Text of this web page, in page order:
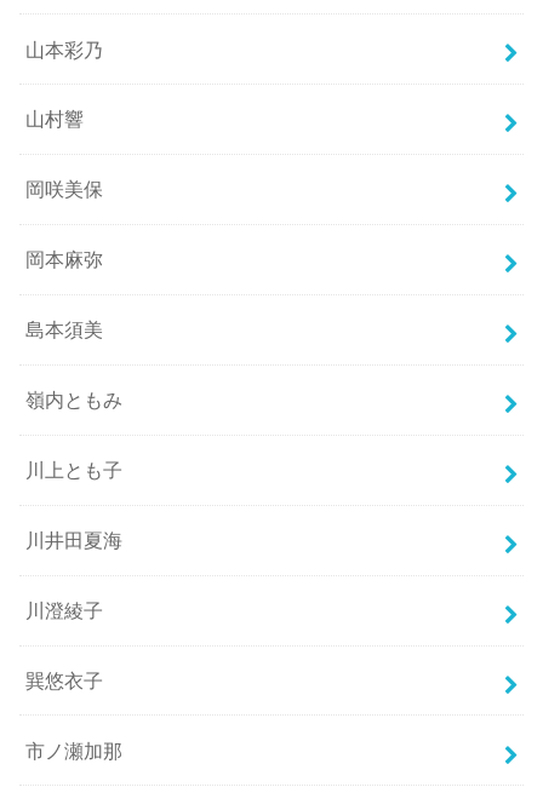
山本彩乃
山村響
岡咲美保
岡本麻弥
島本須美
嶺内ともみ
川上とも子
川井田夏海
川澄綾子
巽悠衣子
市ノ瀬加那